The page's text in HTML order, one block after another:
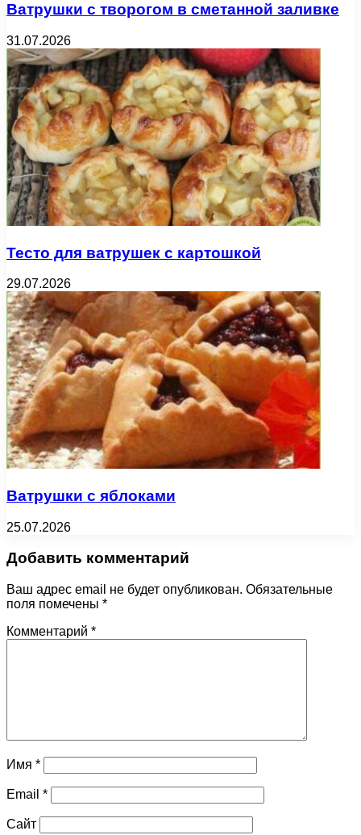
Ватрушки с творогом в сметанной заливке
31.07.2026
Тесто для ватрушек с картошкой
29.07.2026
Ватрушки с яблоками
25.07.2026
Добавить комментарий
Ваш адрес email не будет опубликован. Обязательные
поля помечены *
Комментарий *
Имя *
Email *
Сайт